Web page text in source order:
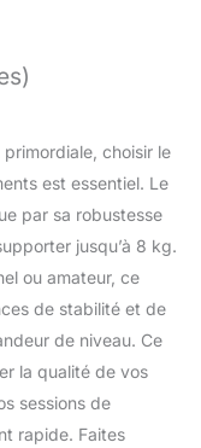
choisir le
est essentiel. Le
par sa robustesse
jusqu’à 8 kg.
ou amateur, ce
de stabilité et de
de niveau. Ce
la qualité de vos
sessions de
rapide. Faites